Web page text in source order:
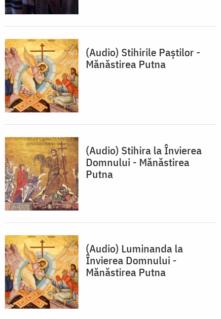
(Audio) Stihirile Paştilor -
Mănăstirea Putna
(Audio) Stihira la Învierea
Domnului - Mănăstirea
Putna
(Audio) Luminanda la
Învierea Domnului -
Mănăstirea Putna